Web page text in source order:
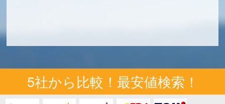
5社から比較！最安値検索！